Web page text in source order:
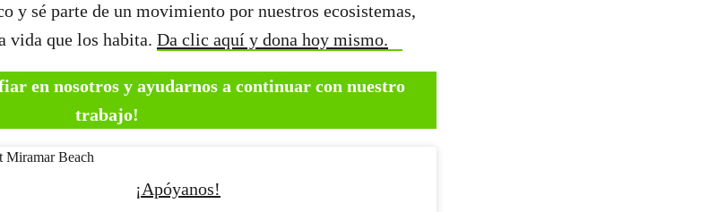
y sé parte de un movimiento por nuestros ecosistemas,
vida que los habita. Da clic aquí y dona hoy mismo.
en nosotros y ayudarnos a continuar con nuestro
trabajo!
¡Apóyanos!